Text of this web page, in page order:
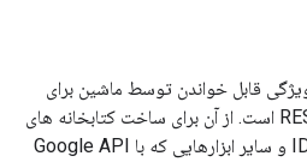
قابل خواندن توسط ماشین برای
توصیف و مصرف API های REST است. از آن برای ساخت کتابخانه های
سرویس گیرنده، پلاگین های IDE و سایر ابزارهایی که با Google API